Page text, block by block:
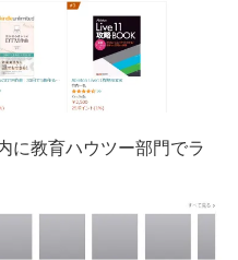
に教育ハウツー部門でラ